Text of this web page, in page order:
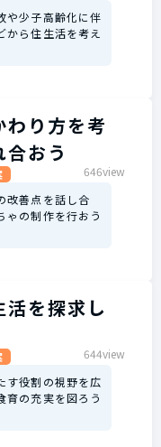
や少子高齢化に伴
から住生活を考え
り方を考
おう
646view
改善点を話し合
ゃの制作を行おう
活を探求し
644view
す役割の視野を広
育の充実を図ろう